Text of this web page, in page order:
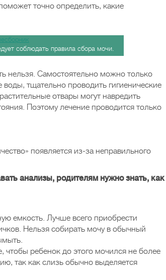
точно определить, какие
соблюдать правила сбора мочи.
нельзя. Самостоятельно можно только
тщательно проводить гигиенические
отвары могут навредить
Поэтому лечение проводится только
появляется из-за неправильного
анализы, родителям нужно знать, как
емкость. Лучше всего приобрести
Нельзя собирать мочу в обычный
ребенок до этого мочился не более
так как слизь обычно выделяется